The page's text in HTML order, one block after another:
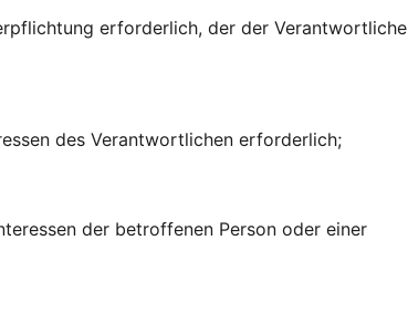
erforderlich, der der Verantwortliche
des Verantwortlichen erforderlich;
der betroffenen Person oder einer